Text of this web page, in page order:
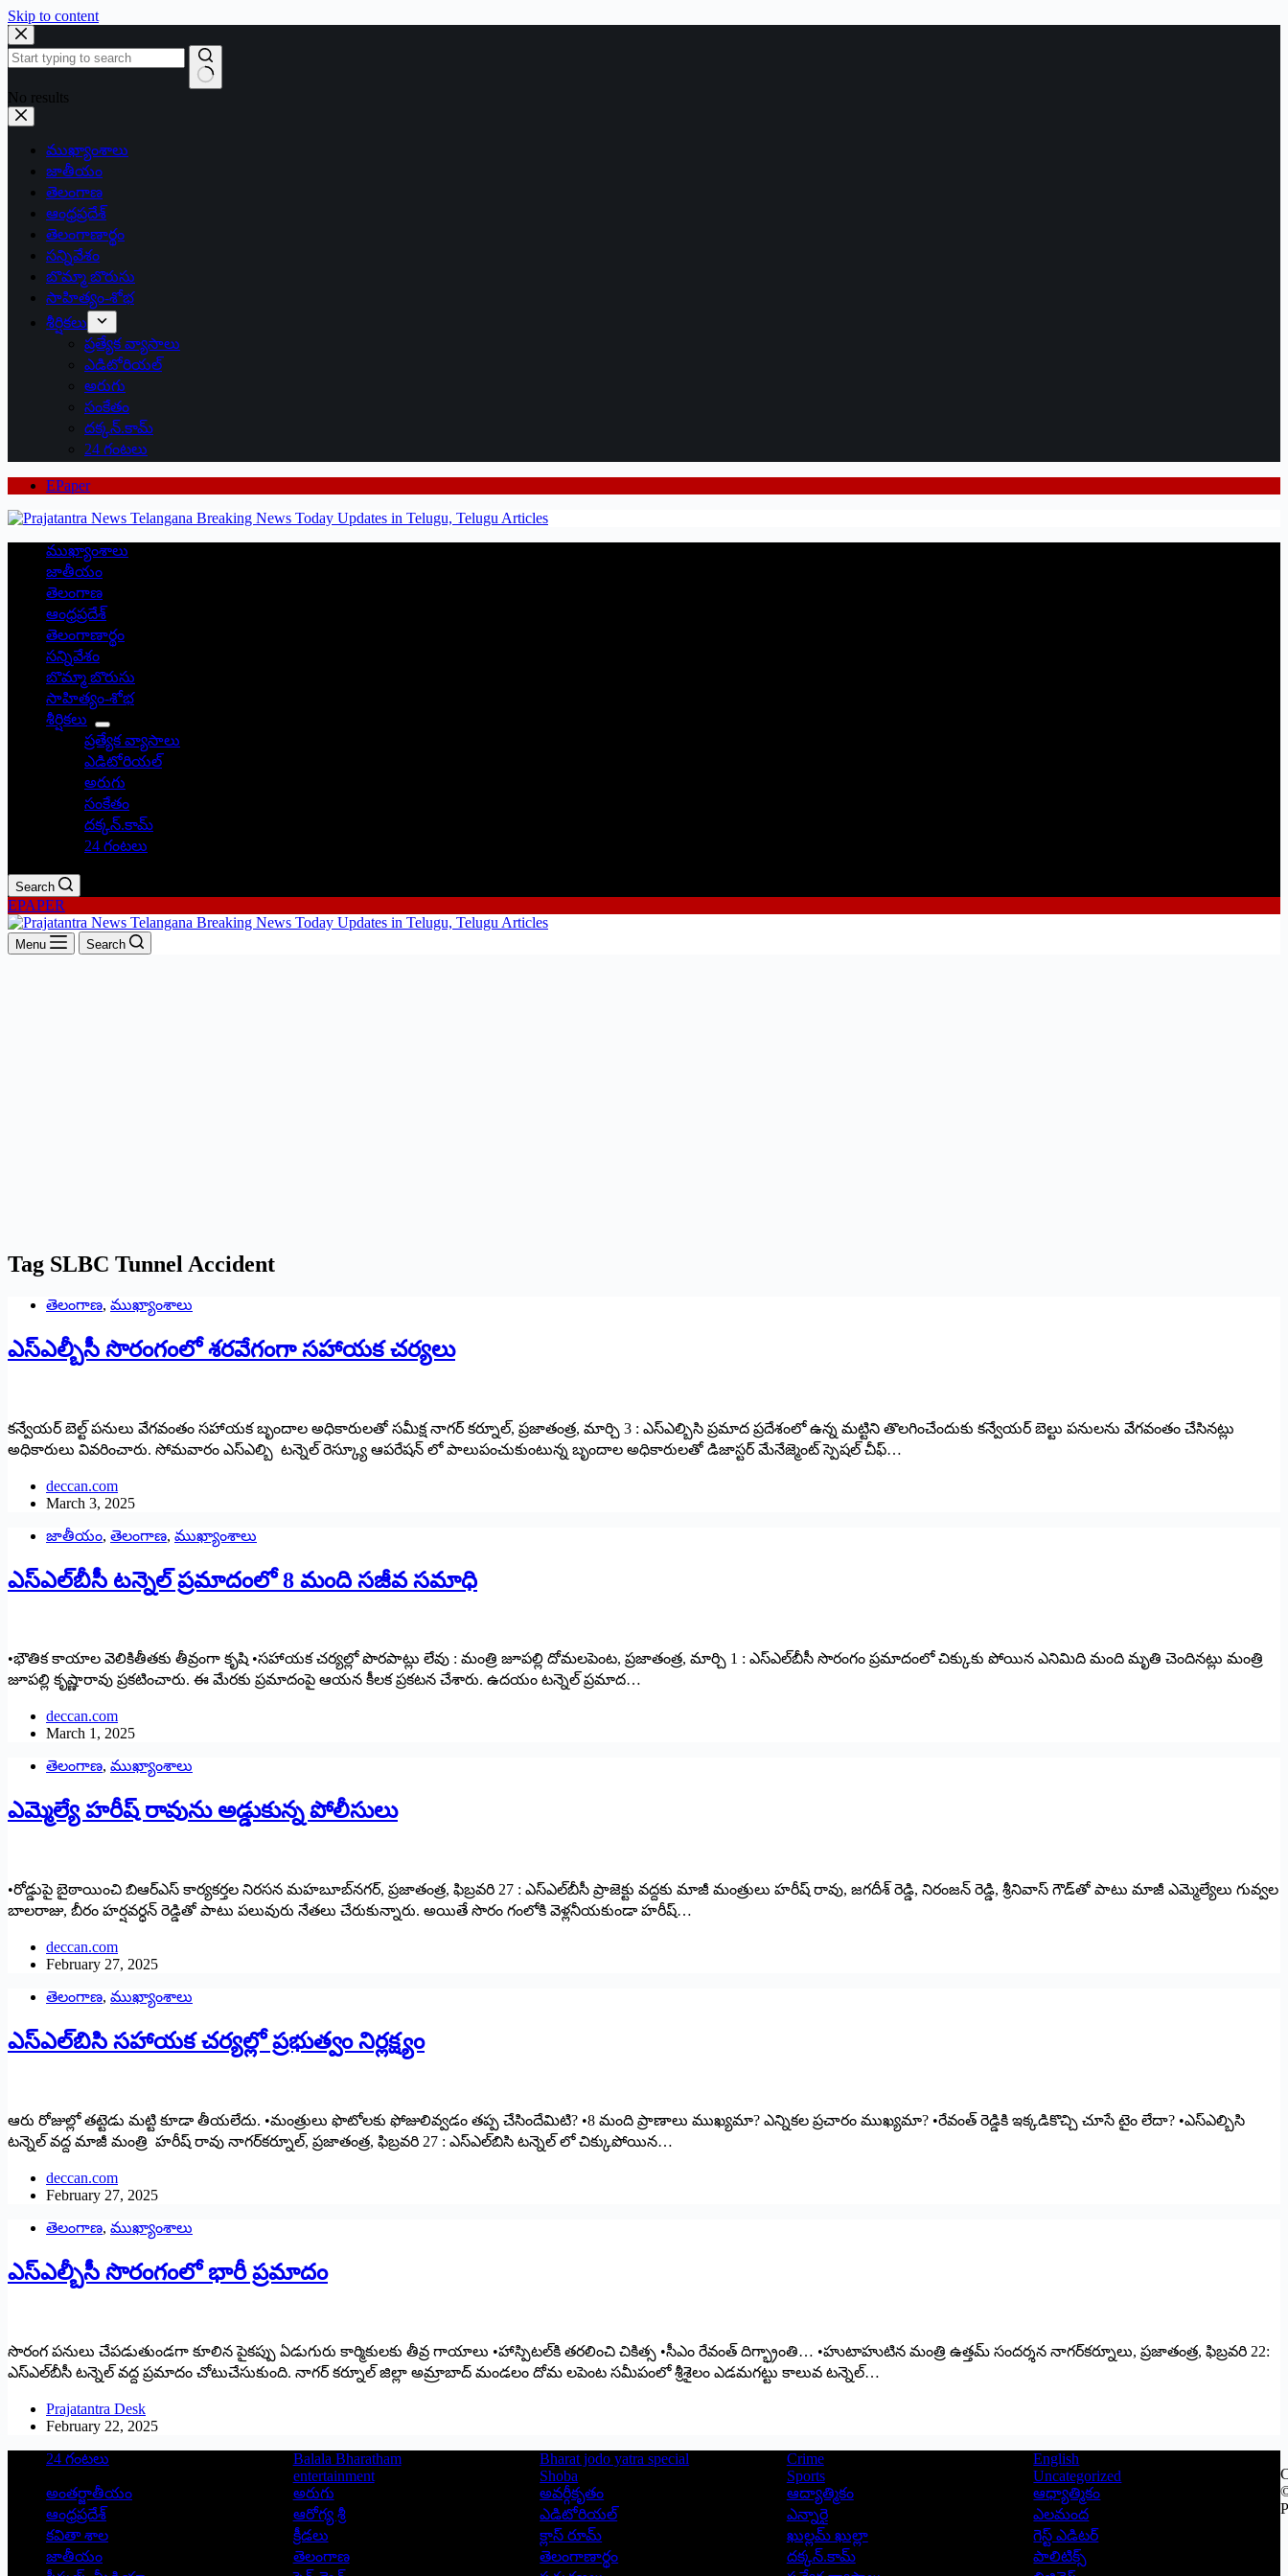
Skip to content
No results
ముఖ్యాంశాలు
జాతీయం
తెలంగాణ
ఆంధ్రప్రదేశ్
తెలంగాణార్థం
సన్నివేశం
బొమ్మా బొరుసు
సాహిత్యం-శోభ
శీర్షికలు
ప్రత్యేక వ్యాసాలు
ఎడిటోరియల్
అరుగు
సంకేతం
దక్కన్.కామ్
24 గంటలు
EPaper
ముఖ్యాంశాలు
జాతీయం
తెలంగాణ
ఆంధ్రప్రదేశ్
తెలంగాణార్థం
సన్నివేశం
బొమ్మా బొరుసు
సాహిత్యం-శోభ
శీర్షికలు
ప్రత్యేక వ్యాసాలు
ఎడిటోరియల్
అరుగు
సంకేతం
దక్కన్.కామ్
24 గంటలు
Search
EPAPER
Menu Search
Tag SLBC Tunnel Accident
తెలంగాణ, ముఖ్యాంశాలు
ఎస్‌ఎల్బీసీ సొరంగంలో శరవేగంగా సహాయక చర్యలు
కన్వేయర్‌ ‌బెల్ట్ ‌పనులు వేగవంతం సహాయక బృందాల అధికారులతో సమీక్ష నాగర్‌ ‌కర్నూల్‌, ‌ప్రజాతంత్ర, మార్చి 3 : ఎస్‌ఎల్బిసి ప్రమాద ప్రదేశంలో ఉన్న మట్టిని తొలగించేందుకు కన్వేయర్‌ ‌బెల్టు పనులను వేగవంతం చేసినట్లు
అధికారులు వివరించారు. సోమవారం ఎస్‌ఎల్బి టన్నెల్‌ ‌రెస్క్యూ ఆపరేషన్‌ ‌లో పాలుపంచుకుంటున్న బృందాల అధికారులతో డిజాస్టర్‌ ‌మేనేజ్మెంట్‌ ‌స్పెషల్‌ ‌చీఫ్‌…
deccan.com
March 3, 2025
జాతీయం, తెలంగాణ, ముఖ్యాంశాలు
ఎస్‌ఎల్‌బీసీ టన్నెల్‌ ‌ప్రమాదంలో 8 మంది సజీవ సమాధి
•భౌతిక కాయాల వెలికితీతకు తీవ్రంగా కృషి •సహాయక చర్యల్లో పొరపాట్లు లేవు : మంత్రి జూపల్లి దోమలపెంట, ప్రజాతంత్ర, మార్చి 1 : ఎస్‌ఎల్‌బీసీ సొరంగం ప్రమాదంలో చిక్కుకు పోయిన ఎనిమిది మంది మృతి చెందినట్లు మంత్రి
జూపల్లి కృష్ణారావు ప్రకటించారు. ఈ మేరకు ప్రమాదంపై ఆయన కీలక ప్రకటన చేశారు. ఉదయం టన్నెల్‌ ‌ప్రమాద…
deccan.com
March 1, 2025
తెలంగాణ, ముఖ్యాంశాలు
ఎమ్మెల్యే హరీష్‌ ‌రావును అడ్డుకున్న పోలీసులు
•రోడ్డుపై బైఠాయించి బిఆర్‌ఎస్‌ ‌కార్యకర్తల నిరసన మహబూబ్‌నగర్‌, ‌ప్రజాతంత్ర, ఫిబ్రవరి 27 : ఎస్‌ఎల్‌బీసీ ప్రాజెక్టు వద్దకు మాజీ మంత్రులు హరీష్‌ ‌రావు, జగదీశ్‌ ‌రెడ్డి, నిరంజన్‌ ‌రెడ్డి, శ్రీనివాస్‌ ‌గౌడ్‌తో పాటు మాజీ ఎమ్మెల్యేలు గువ్వల
బాలరాజు, బీరం హర్షవర్ధన్‌ ‌రెడ్డితో పాటు పలువురు నేతలు చేరుకున్నారు. అయితే సొరం గంలోకి వెళ్లనీయకుండా హరీష్‌…
deccan.com
February 27, 2025
తెలంగాణ, ముఖ్యాంశాలు
ఎస్‌ఎల్‌బిసి సహాయక చర్యల్లో ప్రభుత్వం నిర్లక్ష్యం
ఆరు రోజుల్లో తట్టెడు మట్టి కూడా తీయలేదు. •మంత్రులు ఫొటోలకు ఫోజులివ్వడం తప్ప చేసిందేమిటి? •8 మంది ప్రాణాలు ముఖ్యమా? ఎన్నికల ప్రచారం ముఖ్యమా? •రేవంత్‌ ‌రెడ్డికి ఇక్కడికొచ్చి చూసే టైం లేదా? •ఎస్‌ఎల్బిసి
టన్నెల్‌ ‌వద్ద మాజీ మంత్రి హరీష్‌ ‌రావు నాగర్‌కర్నూల్‌, ‌ప్రజాతంత్ర, ఫిబ్రవరి 27 : ఎస్‌ఎల్‌బిసి టన్నెల్‌ ‌లో చిక్కుపోయిన…
deccan.com
February 27, 2025
తెలంగాణ, ముఖ్యాంశాలు
ఎస్‌ఎల్బీసీ సొరంగంలో భారీ ప్రమాదం
సొరంగ పనులు చేపడుతుండగా కూలిన పైకప్పు ఏడుగురు కార్మికులకు తీవ్ర గాయాలు •హాస్పిటల్‌కి తరలించి చికిత్స •సీఎం రేవంత్‌ ‌దిగ్భ్రాంతి… •హుటాహుటిన మంత్రి ఉత్తమ్‌ ‌సందర్శన నాగర్‌కర్నూలు, ప్రజాతంత్ర, ఫిబ్రవరి 22:
ఎస్‌ఎల్‌బీసీ టన్నెల్‌ ‌వద్ద ప్రమాదం చోటుచేసుకుంది. నాగర్‌ ‌కర్నూల్‌ ‌జిల్లా అమ్రాబాద్‌ ‌మండలం దోమ లపెంట సమీపంలో శ్రీశైలం ఎడమగట్టు కాలువ టన్నెల్‌…
Prajatantra Desk
February 22, 2025
24 గంటలు
Balala Bharatham Bharat jodo yatra special Crime
English
entertainment
Shoba Sports
Uncategorized
అంతర్జాతీయం
అరుగు అవర్గీకృతం ఆద్యాత్మికం
ఆధ్యాత్మికం
ఆంధ్రప్రదేశ్
ఆరోగ్య శ్రీ ఎడిటోరియల్ ఎన్నారై
ఎలమంద
కవితా శాల
క్రీడలు క్లాస్ రూమ్ ఖుల్లమ్ ఖుల్లా
గెస్ట్ ఎడిటర్
జాతీయం
తెలంగాణ తెలంగాణార్థం దక్కన్.కామ్
పాలిటిక్స్